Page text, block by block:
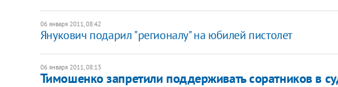
06 января 2011, 08:42
Янукович подарил "регионалу" на юбилей пистолет
06 января 2011, 08:13
Тимошенко запретили поддерживать соратников в